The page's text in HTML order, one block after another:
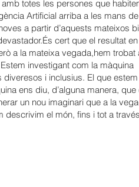
totes les persones que
Artificial arriba a les mans
a partir d’aquests mateixos
cert que el resultat en
a la mateixa vegada,hem trobat
investigant com la màquina
diveresos i inclusius. El que estem
ens diu, d’alguna manera,
un nou imaginari que a la
descrivim el món, fins i tot a